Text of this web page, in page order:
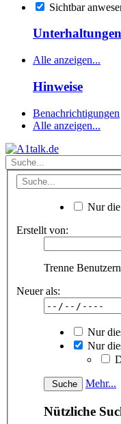
Sichtbar
Unterhaltungen
Alle anzeigen...
Hinweise
Benachrichtigungen
Alle anzeigen...
Nur
Erstellt von:
Trenne
Neuer als:
Nur
Nur
Mehr...
Nützliche